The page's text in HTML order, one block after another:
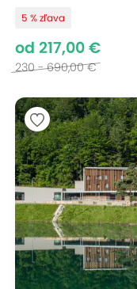
5 % zľava
od 217,00 €
230 - 690,00 €